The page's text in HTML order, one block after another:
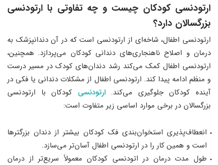
ارتودنسی کودکان چیست و چه تفاوتی با ارتودنسی
بزرگسالان دارد؟
ارتودنسی اطفال، شاخه‌ای از ارتودنسی است که در آن دندانپزشک به
درمان و اصلاح ناهنجاری‌های دندانی کودکان می‌پردازد. همچنین،
ارتودنسی اطفال کمک می‌کند رشد دندان‌های کودک در مسیر درست
و منظم ادامه پیدا کند. ارتودنسی اطفال از مشکلات دندانی یا فکی در
آینده کودکان جلوگیری می‌کند.ارتودنسی کودکان با ارتودنسی
بزرگسالان در برخی موارد اساسی زیر متفاوت است:
انعطاف‌پذیری استخوان‌بندی فک کودکان بیشتر از دندان بزرگترها
است و همین کار را در ارتودنسی اطفال آسان‌تر می‌سازد.
طول مدت درمان در اتودنسی کودکان معمولاً سریع‌تر از درمان